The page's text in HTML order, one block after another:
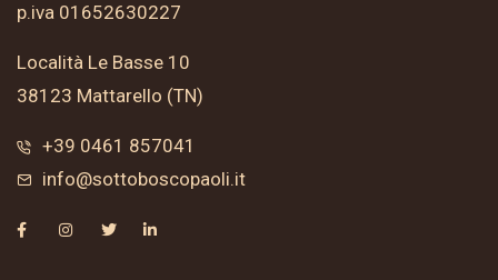
p.iva 01652630227
Località Le Basse 10
38123 Mattarello (TN)
+39 0461 857041
info@sottoboscopaoli.it